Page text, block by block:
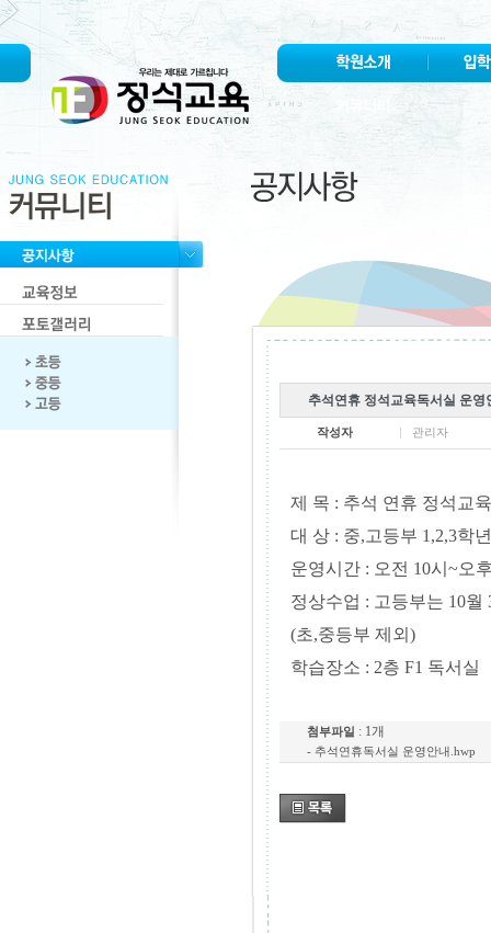
추석연휴 정석교육독서실 운영
작성자 관리자
제 목 : 추석 연휴 정석교
대 상 : 중,고등부 1,2,3학년
운영시간 : 오전 10시 ~오
정상수업 : 고등부는 10월
(초,중등부 제외 )
학습장소 : 2층 F1 독서실
첨부파일 : 1개
- 추석연휴독서실 운영안내.hwp